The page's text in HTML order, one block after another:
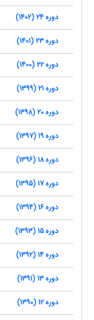
دوره 24 (1402)
دوره 23 (1401)
دوره 22 (1400)
دوره 21 (1399)
دوره 20 (1398)
دوره 19 (1397)
دوره 18 (1396)
دوره 17 (1395)
دوره 16 (1394)
دوره 15 (1393)
دوره 14 (1392)
دوره 13 (1391)
دوره 12 (1390)